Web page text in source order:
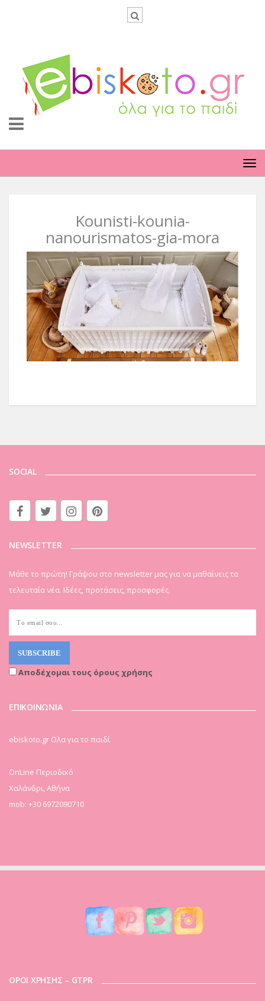
Kounisti-kounia-
nanourismatos-gia-mora
SOCIAL
NEWSLETTER
Μάθε το πρώτη! Γράψου στο newsletter μας για να μαθαίνεις τα
τελευταία νέα. Ιδέες, προτάσεις, προσφορές.
Αποδέχομαι τους όρους χρήσης
ΕΠΙΚΟΙΝΩΝΙΑ
ebiskoto.gr Ολα για το παιδί
OnLine Περιοδικό
Χαλάνδρι, Αθήνα
mob: +30 6972090710
ΟΡΟΙ ΧΡΗΣΗΣ – GTPR